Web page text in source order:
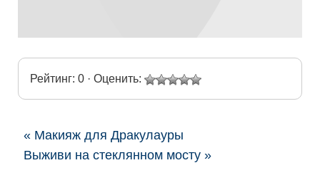
Рейтинг: 0 · Оценить:
« Макияж для Дракулауры
Выживи на стеклянном мосту »